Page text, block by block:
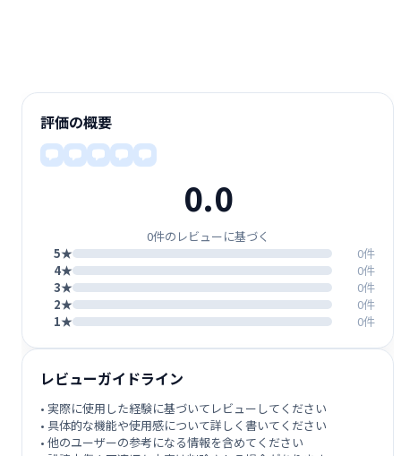
評価の概要
0.0
0件のレビューに基づく
5★
0件
4★
0件
3★
0件
2★
0件
1★
0件
レビューガイドライン
• 実際に使用した経験に基づいてレビューしてください
• 具体的な機能や使用感について詳しく書いてください
• 他のユーザーの参考になる情報を含めてください